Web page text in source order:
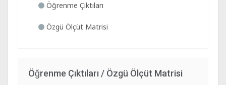
Öğrenme Çıktıları
Özgü Ölçüt Matrisi
Öğrenme Çıktıları / Özgü Ölçüt Matrisi